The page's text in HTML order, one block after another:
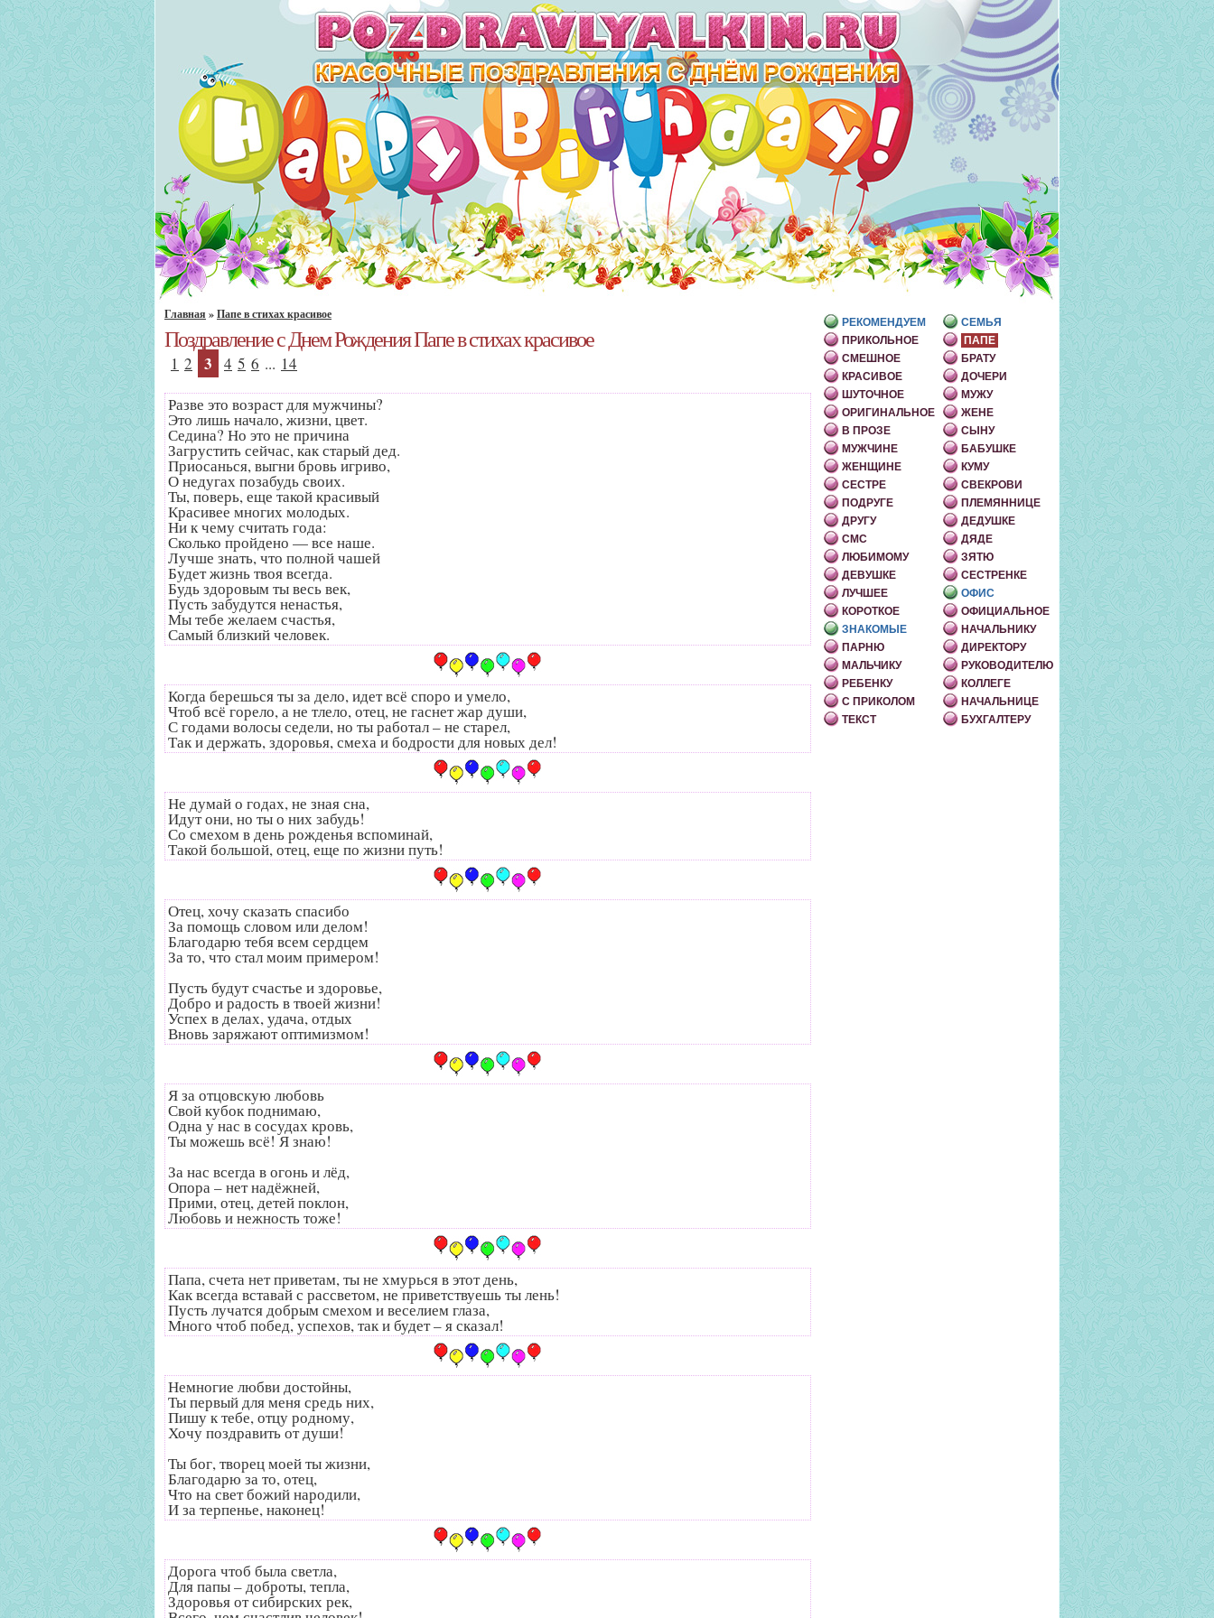
Главная »Папе в стихах красивое
Поздравление с Днем Рождения Папе в стихах красивое
1 2 3 4 5 6 ... 14
Разве это возраст для мужчины?
Это лишь начало, жизни, цвет.
Седина? Но это не причина
Загрустить сейчас, как старый дед.
Приосанься, выгни бровь игриво,
О недугах позабудь своих.
Ты, поверь, еще такой красивый
Красивее многих молодых.
Ни к чему считать года:
Сколько пройдено — все наше.
Лучше знать, что полной чашей
Будет жизнь твоя всегда.
Будь здоровым ты весь век,
Пусть забудутся ненастья,
Мы тебе желаем счастья,
Самый близкий человек.
Когда берешься ты за дело, идет всё споро и умело,
Чтоб всё горело, а не тлело, отец, не гаснет жар души,
С годами волосы седели, но ты работал – не старел,
Так и держать, здоровья, смеха и бодрости для новых дел!
Не думай о годах, не зная сна,
Идут они, но ты о них забудь!
Со смехом в день рожденья вспоминай,
Такой большой, отец, еще по жизни путь!
Отец, хочу сказать спасибо
За помощь словом или делом!
Благодарю тебя всем сердцем
За то, что стал моим примером!
Пусть будут счастье и здоровье,
Добро и радость в твоей жизни!
Успех в делах, удача, отдых
Вновь заряжают оптимизмом!
Я за отцовскую любовь
Свой кубок поднимаю,
Одна у нас в сосудах кровь,
Ты можешь всё! Я знаю!
За нас всегда в огонь и лёд,
Опора – нет надёжней,
Прими, отец, детей поклон,
Любовь и нежность тоже!
Папа, счета нет приветам, ты не хмурься в этот день,
Как всегда вставай с рассветом, не приветствуешь ты лень!
Пусть лучатся добрым смехом и веселием глаза,
Много чтоб побед, успехов, так и будет – я сказал!
Немногие любви достойны,
Ты первый для меня средь них,
Пишу к тебе, отцу родному,
Хочу поздравить от души!
Ты бог, творец моей ты жизни,
Благодарю за то, отец,
Что на свет божий народили,
И за терпенье, наконец!
Дорога чтоб была светла,
Для папы – доброты, тепла,
Здоровья от сибирских рек,
РЕКОМЕНДУЕМ
ПРИКОЛЬНОЕ
СМЕШНОЕ
КРАСИВОЕ
ШУТОЧНОЕ
ОРИГИНАЛЬНОЕ
В ПРОЗЕ
МУЖЧИНЕ
ЖЕНЩИНЕ
СЕСТРЕ
ПОДРУГЕ
ДРУГУ
СМС
ЛЮБИМОМУ
ДЕВУШКЕ
ЛУЧШЕЕ
КОРОТКОЕ
ЗНАКОМЫЕ
ПАРНЮ
МАЛЬЧИКУ
РЕБЕНКУ
С ПРИКОЛОМ
ТЕКСТ
СЕМЬЯ
ПАПЕ
БРАТУ
ДОЧЕРИ
МУЖУ
ЖЕНЕ
СЫНУ
БАБУШКЕ
КУМУ
СВЕКРОВИ
ПЛЕМЯННИЦЕ
ДЕДУШКЕ
ДЯДЕ
ЗЯТЮ
СЕСТРЕНКЕ
ОФИС
ОФИЦИАЛЬНОЕ
НАЧАЛЬНИКУ
ДИРЕКТОРУ
РУКОВОДИТЕЛЮ
КОЛЛЕГЕ
НАЧАЛЬНИЦЕ
БУХГАЛТЕРУ